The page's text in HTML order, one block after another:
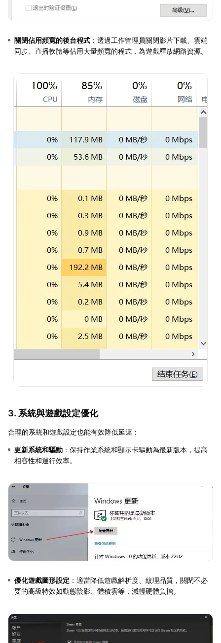
關閉佔用頻寬的後台程式 ：透過工作管理員關閉影片下載、雲端
同步、直播軟體等佔用大量頻寬的程式，為遊戲釋放網路資源。
3. 系統與遊戲設定優化
合理的系統和遊戲設定也能有效降低延遲：
更新系統和驅動 ：保持作業系統和顯示卡驅動為最新版本，提高
相容性和運行效率。
優化遊戲圖形設定 ：適當降低遊戲解析度、紋理品質，關閉不必
要的高級特效如動態陰影、體積雲等，減輕硬體負擔。